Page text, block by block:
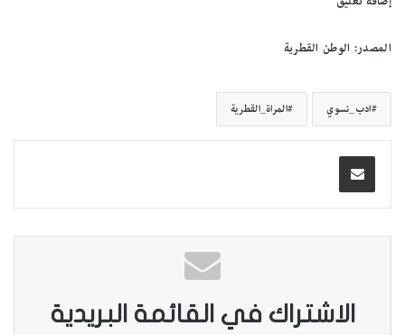
المصدر: الوطن القطرية
ادب_نسوي المراة_القطرية
الاشتراك في القائمة البريدية